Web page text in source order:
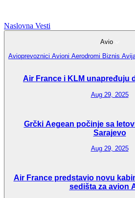
Naslovna Vesti
Avio
Avioprevoznici Avioni Aerodromi Biznis
Air France i KLM unapređuju
Aug 29, 2025
Grčki Aegean počinje sa
Sarajevo
Aug 29, 2025
Air France predstavio novu
sedišta za avion